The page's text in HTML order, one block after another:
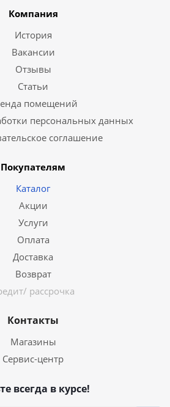
Компания
История
Вакансии
Отзывы
Статьи
помещений
персональных данных
соглашение
Покупателям
Каталог
Акции
Услуги
Оплата
Доставка
Возврат
рассрочка
Контакты
Магазины
Сервис-центр
всегда в курсе!